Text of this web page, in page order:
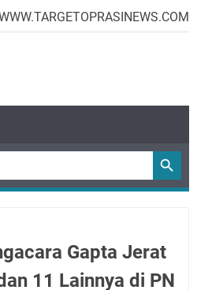
Gapta Jerat
11 Lainnya di PN